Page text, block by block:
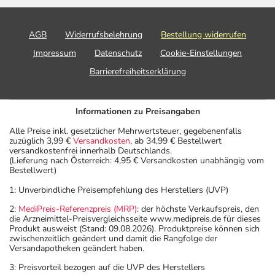
AGB Widerrufsbelehrung
Bestellung widerrufen
Impressum
Datenschutz
Cookie-Einstellungen
Barrierefreiheitserklärung
Informationen zu Preisangaben
Alle Preise inkl. gesetzlicher Mehrwertsteuer, gegebenenfalls
zuzüglich 3,99 € Versandkosten, ab 34,99 € Bestellwert
versandkostenfrei innerhalb Deutschlands.
(Lieferung nach Österreich: 4,95 € Versandkosten unabhängig vom
Bestellwert)
1: Unverbindliche Preisempfehlung des Herstellers (UVP)
2: MediPreis-Referenzpreis (MRP): der höchste Verkaufspreis, den
die Arzneimittel-Preisvergleichsseite www.medipreis.de für dieses
Produkt ausweist (Stand: 09.08.2026). Produktpreise können sich
zwischenzeitlich geändert und damit die Rangfolge der
Versandapotheken geändert haben.
3: Preisvorteil bezogen auf die UVP des Herstellers